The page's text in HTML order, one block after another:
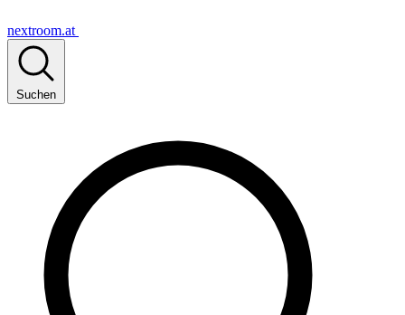
nextroom.at
Suchen